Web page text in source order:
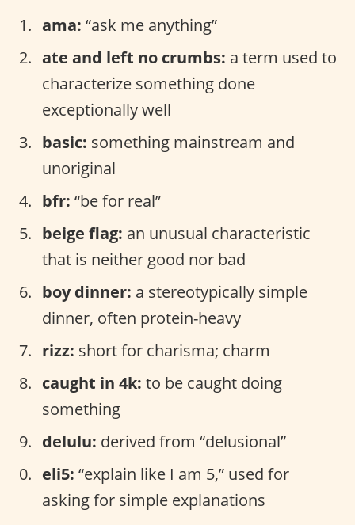
ama: “ask me anything”
ate and left no crumbs: a term used to
characterize something done
exceptionally well
basic: something mainstream and
unoriginal
bfr: “be for real”
beige flag: an unusual characteristic
that is neither good nor bad
boy dinner: a stereotypically simple
dinner, often protein-heavy
rizz: short for charisma; charm
caught in 4k: to be caught doing
something
delulu: derived from “delusional”
eli5: “explain like I am 5,” used for
asking for simple explanations